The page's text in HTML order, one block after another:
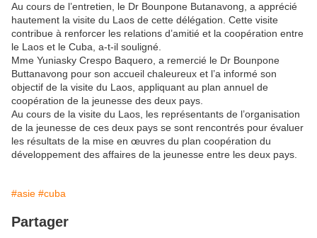
Au cours de l’entretien, le Dr Bounpone Butanavong, a apprécié
hautement la visite du Laos de cette délégation. Cette visite
contribue à renforcer les relations d’amitié et la coopération entre
le Laos et le Cuba, a-t-il souligné.
Mme Yuniasky Crespo Baquero, a remercié le Dr Bounpone
Buttanavong pour son accueil chaleureux et l’a informé son
objectif de la visite du Laos, appliquant au plan annuel de
coopération de la jeunesse des deux pays.
Au cours de la visite du Laos, les représentants de l’organisation
de la jeunesse de ces deux pays se sont rencontrés pour évaluer
les résultats de la mise en œuvres du plan coopération du
développement des affaires de la jeunesse entre les deux pays.
#asie #cuba
Partager